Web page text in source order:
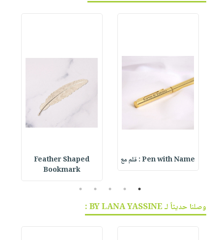
Pen with Name : قلم مع
Feather Shaped
Bookmark
1
2
3
4
5
وصلنا حديثاً لـ BY LANA YASSINE :